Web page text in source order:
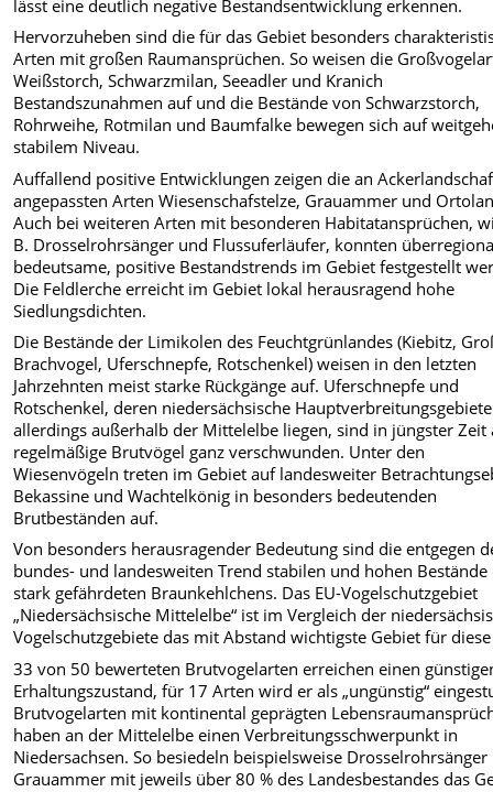
lässt eine deutlich negative Bestandsentwicklung erkennen.
Hervorzuheben sind die für das Gebiet besonders
Arten mit großen Raumansprüchen. So weisen die
Weißstorch, Schwarzmilan, Seeadler und Kranich
Bestandszunahmen auf und die Bestände von Schwarzstorch,
Rohrweihe, Rotmilan und Baumfalke bewegen sich auf
stabilem Niveau.
Auffallend positive Entwicklungen zeigen die an
angepassten Arten Wiesenschafstelze, Grauammer und
Auch bei weiteren Arten mit besonderen Habitatansprüchen,
B. Drosselrohrsänger und Flussuferläufer, konnten
bedeutsame, positive Bestandstrends im Gebiet festgestellt
Die Feldlerche erreicht im Gebiet lokal herausragend hohe
Siedlungsdichten.
Die Bestände der Limikolen des Feuchtgrünlandes (Kiebitz,
Brachvogel, Uferschnepfe, Rotschenkel) weisen in den letzten
Jahrzehnten meist starke Rückgänge auf. Uferschnepfe und
Rotschenkel, deren niedersächsische Hauptverbreitungsgebiete
allerdings außerhalb der Mittelelbe liegen, sind in jüngster Zeit
regelmäßige Brutvögel ganz verschwunden. Unter den
Wiesenvögeln treten im Gebiet auf landesweiter
Bekassine und Wachtelkönig in besonders bedeutenden
Brutbeständen auf.
Von besonders herausragender Bedeutung sind die entgegen
bundes- und landesweiten Trend stabilen und hohen Bestände
stark gefährdeten Braunkehlchens. Das EU-Vogelschutzgebiet
„Niedersächsische Mittelelbe“ ist im Vergleich der
Vogelschutzgebiete das mit Abstand wichtigste Gebiet für
33 von 50 bewerteten Brutvogelarten erreichen einen
Erhaltungszustand, für 17 Arten wird er als „ungünstig“
Brutvogelarten mit kontinental geprägten
haben an der Mittelelbe einen Verbreitungsschwerpunkt in
Niedersachsen. So besiedeln beispielsweise
Grauammer mit jeweils über 80 % des Landesbestandes das